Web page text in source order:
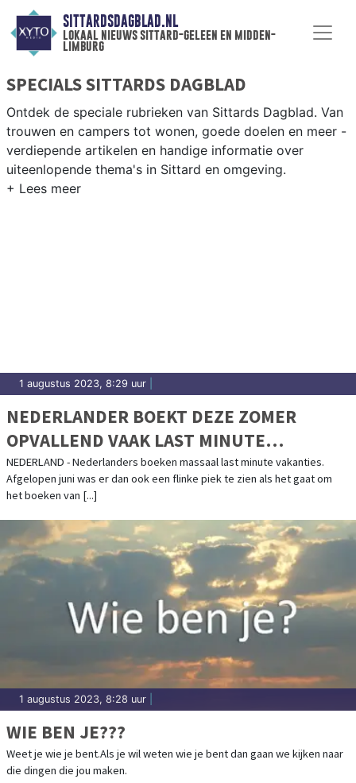
SITTARDSDAGBLAD.NL
lokaal nieuws sittard-geleen en midden-
limburg
SPECIALS SITTARDS DAGBLAD
Ontdek de speciale rubrieken van Sittards Dagblad. Van
trouwen en campers tot wonen, goede doelen en meer -
verdiepende artikelen en handige informatie over
uiteenlopende thema's in Sittard en omgeving.
1 augustus 2023, 8:29 uur
NEDERLANDER BOEKT DEZE ZOMER
OPVALLEND VAAK LAST MINUTE
VAKANTIE
NEDERLAND - Nederlanders boeken massaal last minute vakanties.
Afgelopen juni was er dan ook een flinke piek te zien als het gaat om
het boeken van [...]
1 augustus 2023, 8:28 uur
WIE BEN JE???
Weet je wie je bent.Als je wil weten wie je bent dan gaan we kijken naar
die dingen die jou maken.